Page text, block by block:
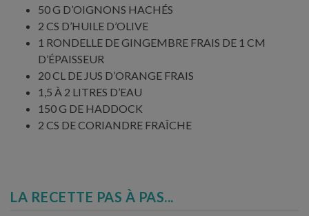
50 G D’OIGNONS HACHÉS
2 CS D’HUILE D’OLIVE
1 RONDELLE DE GINGEMBRE FRAIS DE 1 CM
D’ÉPAISSEUR
20 CL DE JUS D’ORANGE FRAIS
1,5 À 2 LITRES D’EAU
150 G DE HADDOCK
2 CS DE CORIANDRE FRAÎCHE
LA RECETTE PAS À PAS...